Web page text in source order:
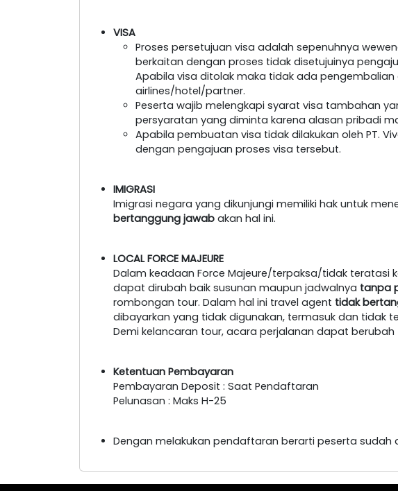
VISA
Proses persetujuan visa adalah sepenuhnya
berkaitan dengan proses tidak disetujuinya
Apabila visa ditolak maka tidak ada
airlines/hotel/partner.
Peserta wajib melengkapi syarat visa tambahan
persyaratan yang diminta karena alasan pribadi
Apabila pembuatan visa tidak dilakukan oleh PT.
dengan pengajuan proses visa tersebut.
IMIGRASI
Imigrasi negara yang dikunjungi memiliki hak untuk
bertanggung jawab akan hal ini.
LOCAL FORCE MAJEURE
Dalam keadaan Force Majeure/terpaksa/tidak teratasi
dapat dirubah baik susunan maupun jadwalnya tanpa
rombongan tour. Dalam hal ini travel agent tidak
dibayarkan yang tidak digunakan, termasuk dan tidak
Demi kelancaran tour, acara perjalanan dapat
Ketentuan Pembayaran
Pembayaran Deposit : Saat Pendaftaran
Pelunasan : Maks H-25
Dengan melakukan pendaftaran berarti peserta sudah